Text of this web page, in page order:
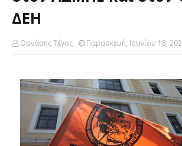
ΔΕΗ
Θανάσης Τέγος Παρασκευή, Ιουνίου 18,